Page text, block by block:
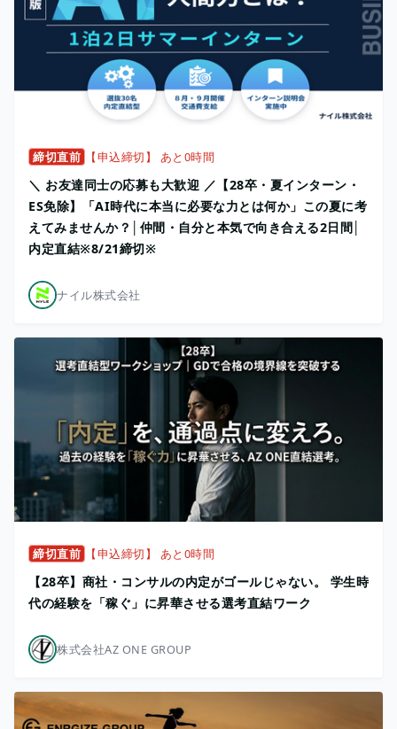
締切直前 【申込締切】 あと0時間
＼ お友達同士の応募も大歓迎 ／【28卒・夏インターン・
ES免除】「AI時代に本当に必要な力とは何か」この夏に考
えてみませんか？│仲間・自分と本気で向き合える2日間│
内定直結※8/21締切※
ナイル株式会社
締切直前 【申込締切】 あと0時間
【28卒】商社・コンサルの内定がゴールじゃない。 学生時
代の経験を「稼ぐ」に昇華させる選考直結ワーク
株式会社AZ ONE GROUP